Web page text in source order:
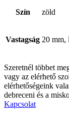
Szín zöld
Vastagság 20 mm,
Szeretnél többet
vagy az elérhető
elérhetőségeink
debreceni és a
Kapcsolat